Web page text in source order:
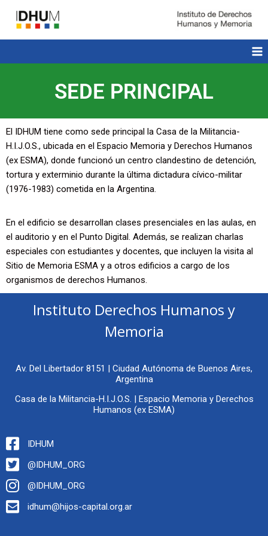
SEDE PRINCIPAL
El IDHUM tiene como sede principal la Casa de la Militancia-
H.I.J.O.S., ubicada en el Espacio Memoria y Derechos Humanos
(ex ESMA), donde funcionó un centro clandestino de detención,
tortura y exterminio durante la última dictadura cívico-militar
(1976-1983) cometida en la Argentina.
En el edificio se desarrollan clases presenciales en las aulas, en
el auditorio y en el Punto Digital. Además, se realizan charlas
especiales con estudiantes y docentes, que incluyen la visita al
Sitio de Memoria ESMA y a otros edificios a cargo de los
organismos de derechos Humanos.
Instituto Derechos Humanos y
Memoria
Av. Del Libertador 8151 | Ciudad Autónoma de Buenos Aires,
Argentina
Casa de la Militancia-H.I.J.O.S. | Espacio Memoria y Derechos
Humanos (ex ESMA)
IDHUM
@IDHUM_ORG
@IDHUM_ORG
idhum@hijos-capital.org.ar